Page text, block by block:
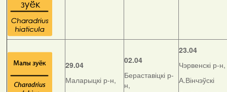
29.04
Маларыцкі р-н,
02.04
Бераставіцкі р-
н,
23.04
Чэрвенскі р-н,
А.Вінчэўскі